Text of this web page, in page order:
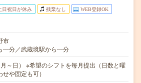
日祝日が休み 残業なし WEB登録OK
市
---分／武蔵境駅から---分
～日） ※希望のシフトを毎月提出（日数と曜
や固定も可）